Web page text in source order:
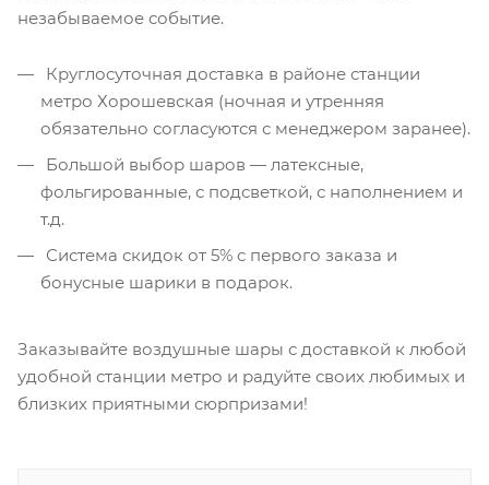
незабываемое событие.
Круглосуточная доставка в районе станции
метро Хорошевская (ночная и утренняя
обязательно согласуются с менеджером заранее).
Большой выбор шаров — латексные,
фольгированные, с подсветкой, с наполнением и
т.д.
Система скидок от 5% с первого заказа и
бонусные шарики в подарок.
Заказывайте воздушные шары с доставкой к любой
удобной станции метро и радуйте своих любимых и
близких приятными сюрпризами!